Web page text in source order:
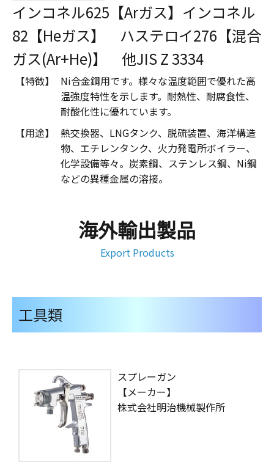
インコネル625【Arガス】インコネル
82【Heガス】 ハステロイ276【混合
ガス(Ar+He)】 他JIS Z 3334
【特徴】
Ni合金鋼用です。様々な温度範囲で優れた高
温強度特性を示します。耐熱性、耐腐食性、
耐酸化性に優れています。
【用途】
熱交換器、LNGタンク、脱硫装置、海洋構造
物、エチレンタンク、火力発電所ボイラー、
化学設備等々。炭素鋼、ステンレス鋼、Ni鋼
などの異種金属の溶接。
海外輸出製品
Export Products
工具類
スプレーガン
【メーカー】
株式会社明治機械製作所